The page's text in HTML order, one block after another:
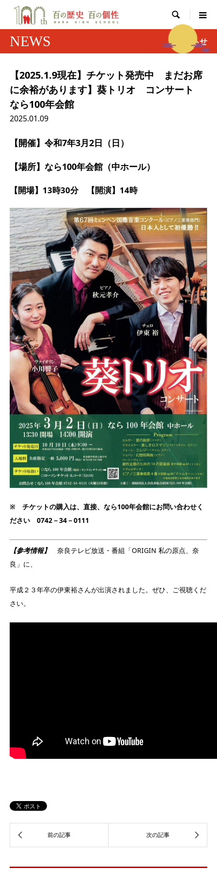

NEWS お知らせ
【2025.1.9現在】チケット発売中 まだお席
に余裕があります】葵トリオ コンサート
なら100年会館
2025.01.09
【開催】令和7年3月2日（日）
【場所】なら100年会館（中ホール）
【開場】13時30分 【開演】14時
※ チケットの購入は、直接、なら100年会館にお問い合わせく
ださい 0742－34－0111
【参考情報】
奈良テレビ放送・番組「ORIGIN 私の原点、奈
良」に、
平成２３年卒の伊東裕さんが出演されました。ぜひ、ご視聴くだ
さい。